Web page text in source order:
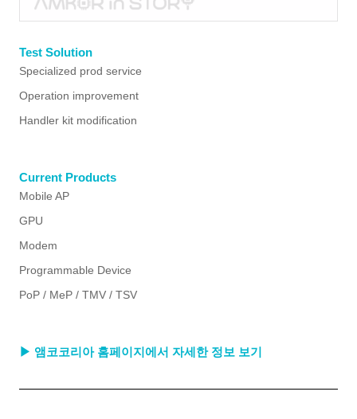
Test Solution
Specialized prod service
Operation improvement
Handler kit modification
Current Products
Mobile AP
GPU
Modem
Programmable Device
PoP / MeP / TMV / TSV
▶ 앰코코리아 홈페이지에서 자세한 정보 보기